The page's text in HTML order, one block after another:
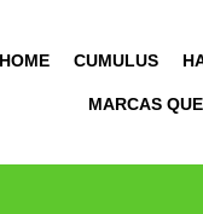
HOME CUMULUS
MARCAS